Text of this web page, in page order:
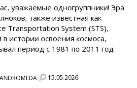
уважаемые одногруппники! Эра
также известная как
Transportation System (STS),
истории освоения космоса,
период с 1981 по 2011 год
ANDROMEDA
15.05.2026